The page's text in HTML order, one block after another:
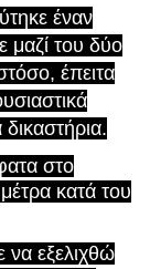
έναν
μαζί του δύο
έπειτα
δικαστήρια.
στο
κατά του
να εξελιχθώ